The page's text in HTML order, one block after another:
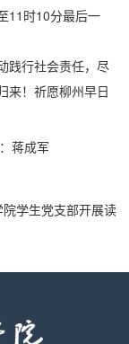
11时10分最后一
践行社会责任，尽
来！祈愿柳州早日
蒋成军
学生党支部开展读